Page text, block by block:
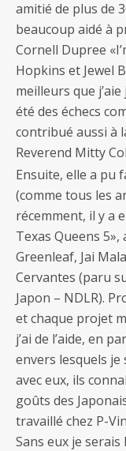
amitié de plus de
beaucoup aidé à
Cornell Dupree
Hopkins et Jewel
meilleurs que
été des échecs
contribué aussi à
Reverend Mitty
Ensuite, elle a pu
(comme tous les
récemment, il y a
Texas Queens
Greenleaf, Jai
Cervantes (paru
Japon – NDLR).
et chaque projet
j’ai de l’aide, en
envers lesquels je
avec eux, ils
goûts des
travaillé chez P-
Sans eux je